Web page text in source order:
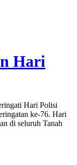
Hari
Hari Polisi
ke-76. Hari
di seluruh Tanah